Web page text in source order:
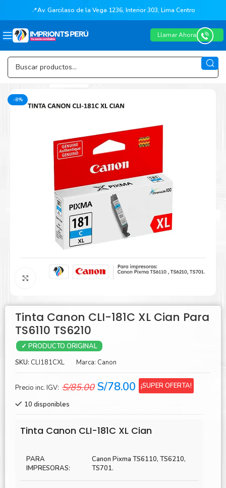
📍Av. Garcilaso de la Vega 1236, Interior 303, Lima Centro
Llamar Ahora
-8%
Agrandar
Tinta Canon CLI-181C XL Cian Para
TS6110 TS6210
✓ PRODUCTO ORIGINAL
SKU: CLI181CXL Marca: Canon
Precio inc. IGV: S/85.00 El
era:
S/85.00.
S/78.00 El
es:
S/78.00.
¡SUPER OFERTA!
10 disponibles
Tinta Canon CLI-181C XL Cian
PARA
IMPRESORAS:
Canon Pixma TS6110, TS6210,
TS701.